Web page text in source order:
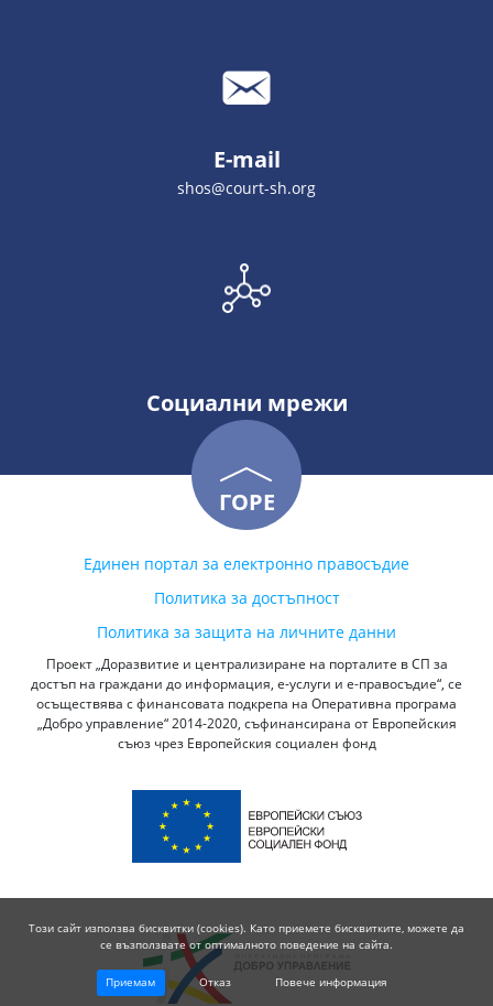
E-mail
shos@court-sh.org
Социални мрежи
ГОРЕ
Единен портал за електронно правосъдие
Политика за достъпност
Политика за защита на личните данни
Проект „Доразвитие и централизиране на порталите в СП за
достъп на граждани до информация, е-услуги и е-правосъдие“, се
осъществява с финансовата подкрепа на Оперативна програма
„Добро управление“ 2014-2020, съфинансирана от Европейския
съюз чрез Европейския социален фонд
Този сайт използва бисквитки (cookies). Като приемете бисквитките, можете да
се възползвате от оптималното поведение на сайта.
Приемам Отказ Повече информация